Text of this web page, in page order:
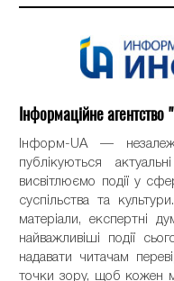
Інформаційне
Інформ-UA —
публікуються
висвітлюємо події у
суспільства та
матеріали, експертні
найважливіші події
надавати читачам
точки зору, щоб кожен